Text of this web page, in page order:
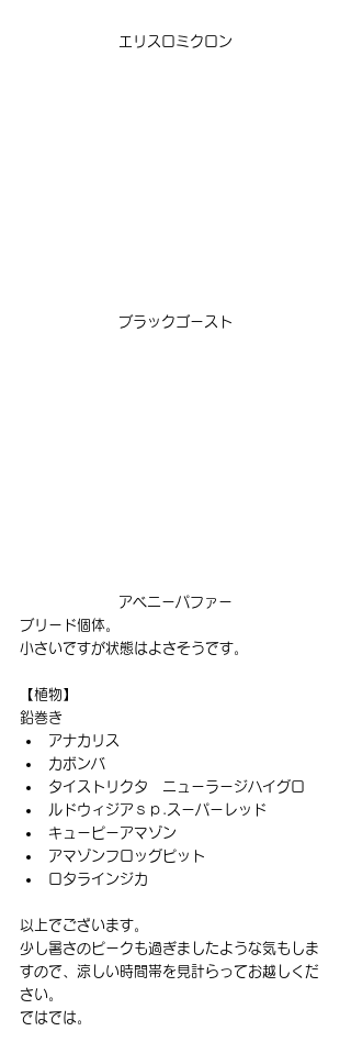
エリスロミクロン
ブラックゴースト
アベニーパファー
ブリード個体。
小さいですが状態はよさそうです。
【植物】
鉛巻き
アナカリス
カボンバ
タイストリクタ　ニューラージハイグロ
ルドウィジアｓｐ.スーパーレッド
キューピーアマゾン
アマゾンフロッグピット
ロタラインジカ
以上でございます。
少し暑さのピークも過ぎましたような気もしま
すので、涼しい時間帯を見計らってお越しくだ
さい。
ではでは。